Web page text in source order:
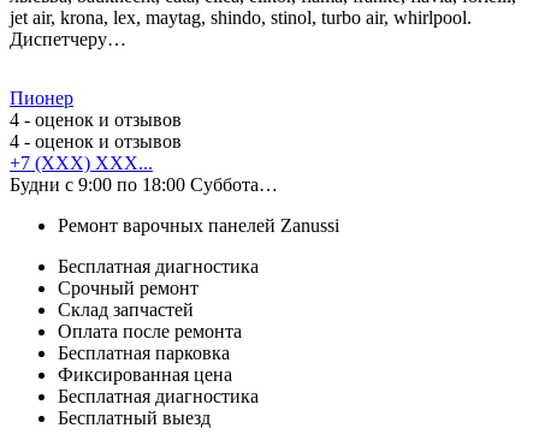
jet air, krona, lex, maytag, shindo, stinol, turbo air, whirlpool.
Диспетчеру…
Пионер
4 - оценок и отзывов
4 - оценок и отзывов
+7 (XXX) XXX...
Будни с 9:00 по 18:00 Суббота…
Ремонт варочных панелей Zanussi
Бесплатная диагностика
Срочный ремонт
Cклад запчастей
Оплата после ремонта
Бесплатная парковка
Фиксированная цена
Бесплатная диагностика
Бесплатный выезд